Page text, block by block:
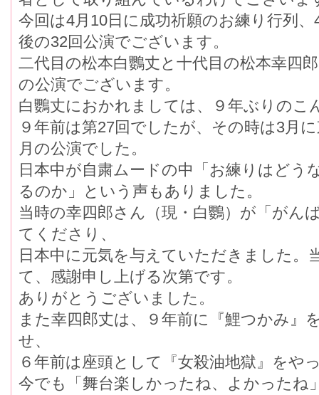
今回は4月10日に成功祈願のお練り行列
後の32回公演でございます。
二代目の松本白鸚丈と十代目の松本幸四
の公演でございます。
白鸚丈におかれましては、９年ぶりのこ
９年前は第27回でしたが、その時は3月
月の公演でした。
日本中が自粛ムードの中「お練りはどう
るのか」という声もありました。
当時の幸四郎さん（現・白鸚）が「がん
てくださり、
日本中に元気を与えていただきました。
て、感謝申し上げる次第です。
ありがとうございました。
また幸四郎丈は、９年前に『鯉つかみ』
せ、
６年前は座頭として『女殺油地獄』をや
今でも「舞台楽しかったね、よかったね